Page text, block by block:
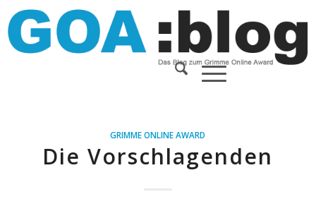
GRIMME ONLINE AWARD
Die Vorschlagenden